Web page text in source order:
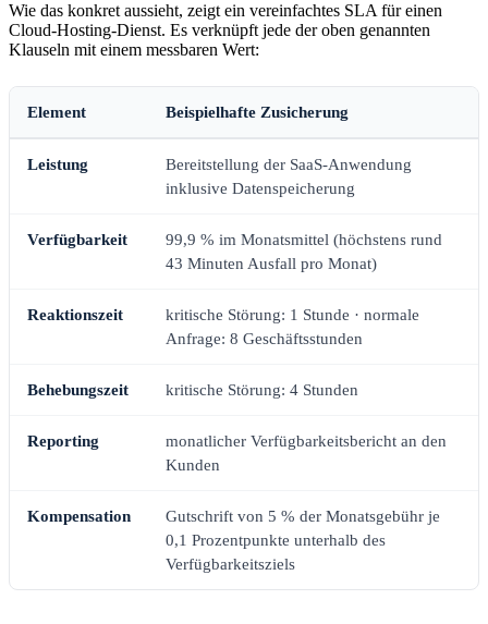
Wie das konkret aussieht, zeigt ein vereinfachtes SLA für einen
Cloud-Hosting-Dienst. Es verknüpft jede der oben genannten
Klauseln mit einem messbaren Wert:
Element Beispielhafte Zusicherung
Leistung
Bereitstellung der SaaS-Anwendung
inklusive Datenspeicherung
Verfügbarkeit
99,9 % im Monatsmittel (höchstens rund
43 Minuten Ausfall pro Monat)
Reaktionszeit
kritische Störung: 1 Stunde · normale
Anfrage: 8 Geschäftsstunden
Behebungszeit kritische Störung: 4 Stunden
Reporting
monatlicher Verfügbarkeitsbericht an den
Kunden
Kompensation
Gutschrift von 5 % der Monatsgebühr je
0,1 Prozentpunkte unterhalb des
Verfügbarkeitsziels